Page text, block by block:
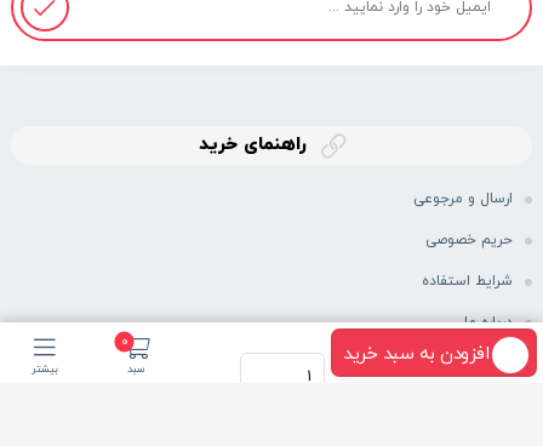
افزودن به سبد خرید
0
سبد بیشتر
راهنمای خرید
ارسال و مرجوعی
حریم خصوصی
شرایط استفاده
درباره ما